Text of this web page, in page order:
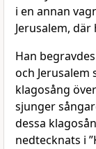
i en annan
Jerusalem, där
Han
och Jerusalem
klagosång
sjunger
dessa
nedtecknats i